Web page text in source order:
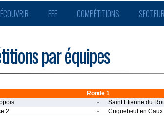
FFE COMPÉTITIONS
par équipes
Ronde 1
-
Saint Etienne du
2
-
Criquebeuf en Caux